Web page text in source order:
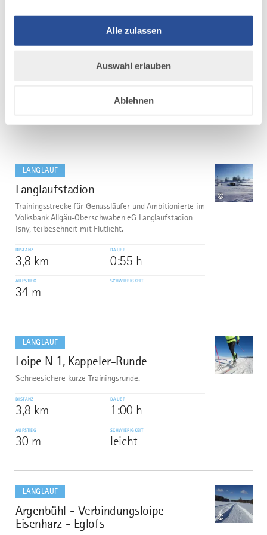
Alle zulassen
Auswahl erlauben
Ablehnen
weiter. Daraufhin geht es Richtung Süden am neuen
Gewerbegebiet entlang auf eine kleine Anhöhe. Dort
LANGLAUF
6
Langlaufstadion
©
Trainingsstrecke für Genussläufer und Ambitionierte im
Volksbank Allgäu-Oberschwaben eG Langlaufstadion
Isny, teilbeschneit mit Flutlicht.
DISTANZ
3,8 km
DAUER
0:55 h
AUFSTIEG
34 m
SCHWIERIGKEIT
-
dazu
LANGLAUF
7
Loipe N 1, Kappeler-Runde
©
Schneesichere kurze Trainingsrunde.
DISTANZ
3,8 km
DAUER
1:00 h
AUFSTIEG
30 m
SCHWIERIGKEIT
leicht
dazu
LANGLAUF
8
Argenbühl - Verbindungsloipe
Eisenharz - Eglofs
©
dazu